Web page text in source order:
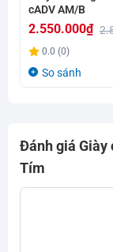
cADV AM/B
Giá
gốc
2.550.000₫
Giá
hiện
0.0 (0)
So sánh
Đánh giá Giày
Tím